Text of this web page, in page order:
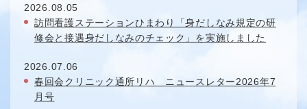
2026.08.05
訪問看護ステーションひまわり「身だしなみ規定の研
修会と接遇身だしなみのチェック」を実施しました
2026.07.06
春回会クリニック通所リハ ニュースレター2026年7
月号